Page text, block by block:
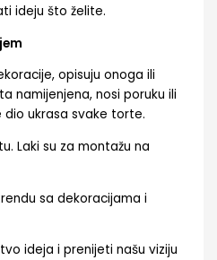
ideju što želite.
opisuju onoga ili
namijenjena, nosi poruku ili
dio ukrasa svake torte.
Laki su za montažu na
sa dekoracijama i
ideja i prenijeti našu viziju